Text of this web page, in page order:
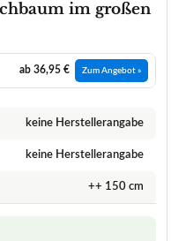
im großen
ab 36,95 € Zum Angebot »
keine Herstellerangabe
keine Herstellerangabe
++ 150 cm